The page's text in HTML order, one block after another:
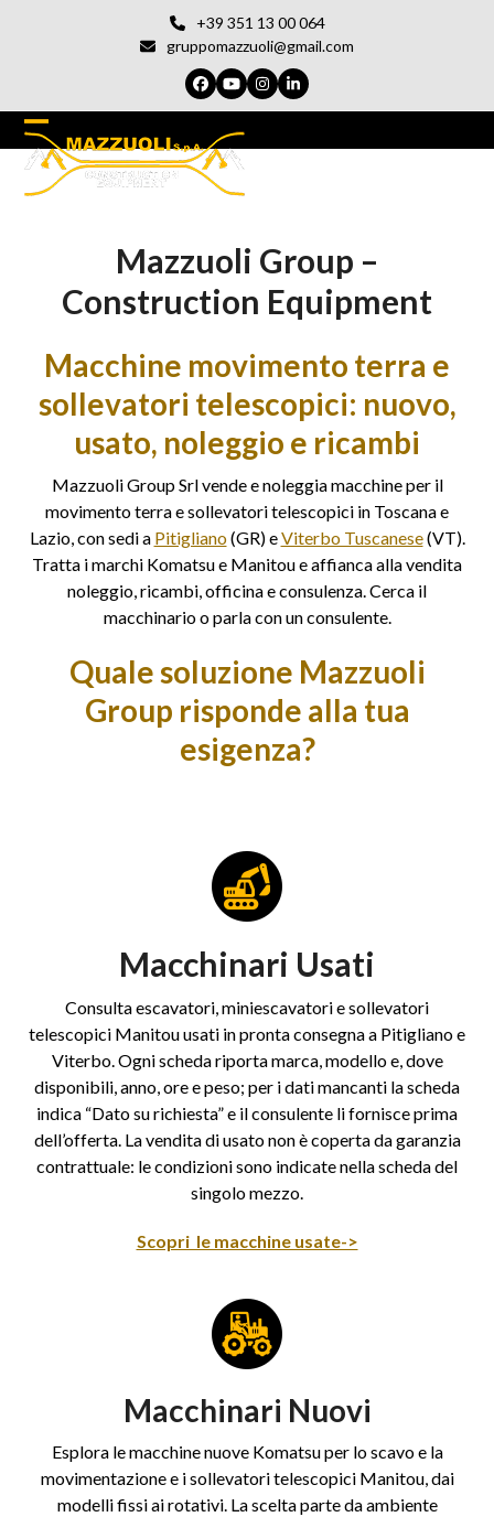
+39 351 13 00 064
gruppomazzuoli@gmail.com
Facebook
YouTubeInstagram
LinkedIn
Open
mobile
Chiudi
cellulare
Mazzuoli Group –
Construction Equipment
Macchine movimento terra e
sollevatori telescopici: nuovo,
usato, noleggio e ricambi
Mazzuoli Group Srl vende e noleggia macchine per il
movimento terra e sollevatori telescopici in Toscana e
Lazio, con sedi a Pitigliano(GR) eViterbo Tuscanese(VT).
Tratta i marchi Komatsu e Manitou e affianca alla vendita
noleggio, ricambi, officina e consulenza. Cerca il
macchinario o parla con un consulente.
Quale soluzione Mazzuoli
Group risponde alla tua
esigenza?
Macchinari Usati
Consulta escavatori, miniescavatori e sollevatori
telescopici Manitou usati in pronta consegna a Pitigliano e
Viterbo. Ogni scheda riporta marca, modello e, dove
disponibili, anno, ore e peso; per i dati mancanti la scheda
indica “Dato su richiesta” e il consulente li fornisce prima
dell’offerta. La vendita di usato non è coperta da garanzia
contrattuale: le condizioni sono indicate nella scheda del
singolo mezzo.
Scopri le macchine usate->
Macchinari Nuovi
Esplora le macchine nuove Komatsu per lo scavo e la
movimentazione e i sollevatori telescopici Manitou, dai
modelli fissi ai rotativi. La scelta parte da ambiente